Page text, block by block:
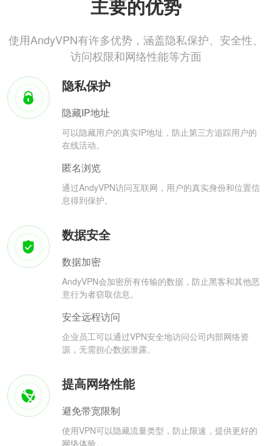
主要的优势
使用AndyVPN有许多优势，涵盖隐私保护、安全性、
访问权限和网络性能等方面
隐私保护
隐藏IP地址
可以隐藏用户的真实IP地址，防止第三方追踪用户的
在线活动。
匿名浏览
通过AndyVPN访问互联网，用户的真实身份和位置信
息得到保护。
数据安全
数据加密
AndyVPN会加密所有传输的数据，防止黑客和其他恶
意行为者窃取信息。
安全远程访问
企业员工可以通过VPN安全地访问公司内部网络资
源，无需担心数据泄露。
提高网络性能
避免带宽限制
使用VPN可以隐藏流量类型，防止限速，提供更好的
网络体验。